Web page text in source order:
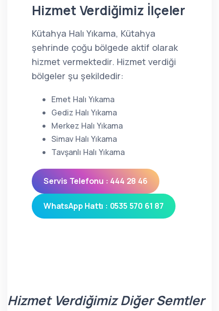
Hizmet Verdiğimiz İlçeler
Kütahya Halı Yıkama, Kütahya
şehrinde çoğu bölgede aktif olarak
hizmet vermektedir. Hizmet verdiği
bölgeler şu şekildedir:
Emet Halı Yıkama
Gediz Halı Yıkama
Merkez Halı Yıkama
Simav Halı Yıkama
Tavşanlı Halı Yıkama
Servis Telefonu : 444 28 46
WhatsApp Hattı : 0535 570 61 87
Hizmet Verdiğimiz Diğer Semtler